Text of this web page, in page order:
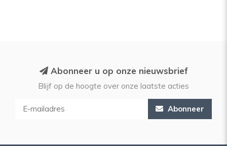
Abonneer u op onze nieuwsbrief
Blijf op de hoogte over onze laatste acties
Abonneer